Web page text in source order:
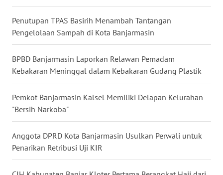
Penutupan TPAS Basirih Menambah Tantangan
Pengelolaan Sampah di Kota Banjarmasin
BPBD Banjarmasin Laporkan Relawan Pemadam
Kebakaran Meninggal dalam Kebakaran Gudang Plastik
Pemkot Banjarmasin Kalsel Memiliki Delapan Kelurahan
"Bersih Narkoba"
Anggota DPRD Kota Banjarmasin Usulkan Perwali untuk
Penarikan Retribusi Uji KIR
JOGJA
WN
JATIM
WN
BALI
WN
KALBAR
WN